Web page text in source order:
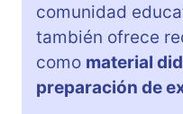
comunidad
también ofrece
como material
preparación de